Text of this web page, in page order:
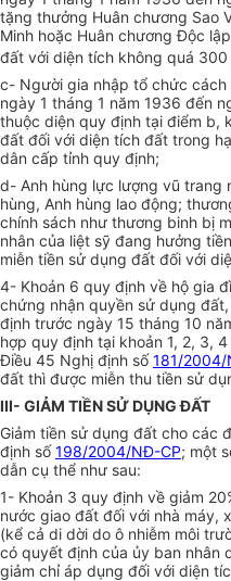
tặng thưởng Huân chương Sao
Minh hoặc Huân chương Độc
đất với diện tích không quá 300
c- Người gia nhập tổ chức
ngày 1 tháng 1 năm 1936 đến
thuộc diện quy định tại điểm b,
đất đối với diện tích đất trong
dân cấp tỉnh quy định;
d- Anh hùng lực lượng vũ trang
hùng, Anh hùng lao động;
chính sách như thương binh bị
nhân của liệt sỹ đang hưởng
miễn tiền sử dụng đất đối với
4- Khoản 6 quy định về hộ gia
chứng nhận quyền sử dụng
định trước ngày 15 tháng 10
hợp quy định tại khoản 1, 2, 3,
Điều 45 Nghị định số181/2004/
đất thì được miễn thu tiền sử
III- GIẢM TIỀN SỬ DỤNG ĐẤT
Giảm tiền sử dụng đất cho các
định số198/2004/NĐ-CP; một
dẫn cụ thể như sau:
1- Khoản 3 quy định về giảm
nước giao đất đối với nhà máy,
(kể cả di dời do ô nhiễm môi
có quyết định của ủy ban nhân
giảm chỉ áp dụng đối với diện